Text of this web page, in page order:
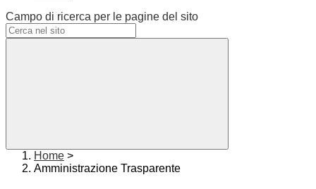
Campo di ricerca per le pagine del sito
Home >
Amministrazione Trasparente